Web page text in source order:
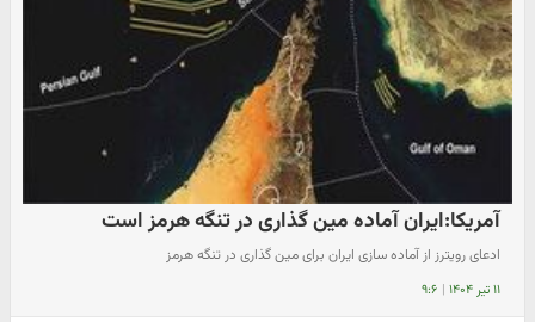
آمریکا:ایران آماده مین گذاری در تنگه هرمز است
ادعای رویترز از آماده سازی ایران برای مین گذاری در تنگه هرمز
۱۱ تیر ۱۴۰۴ | ۹:۶